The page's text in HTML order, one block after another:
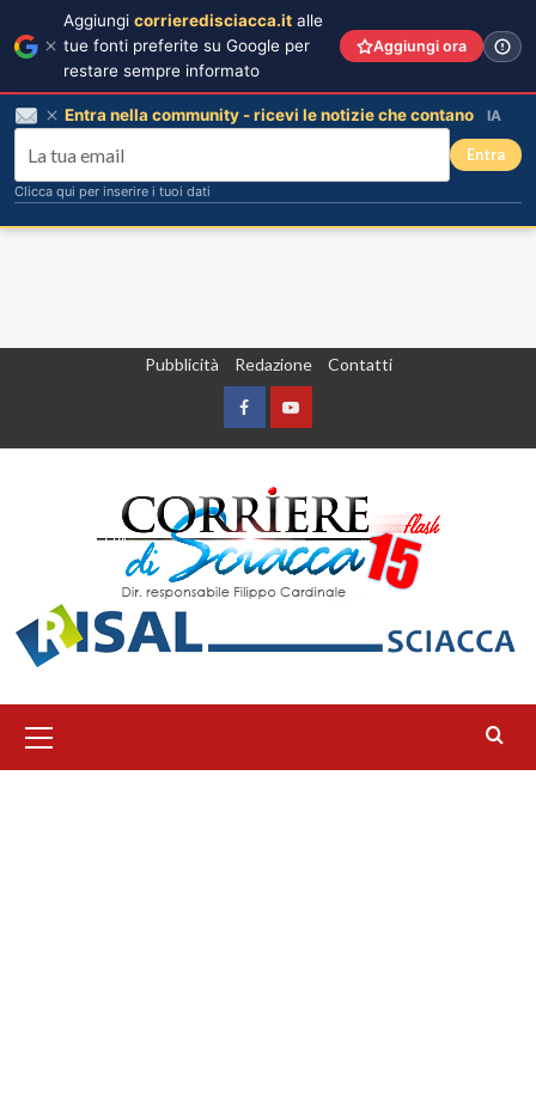
Pubblicità Redazione Contatti
FacebookYountube
principale
Aggiungi corrieredisciacca.it alle
tue fonti preferite su Google per
restare sempre informato
Aggiungi ora
Entra nella community - ricevi le notizie che contano IA
Entra
Clicca qui per inserire i tuoi dati